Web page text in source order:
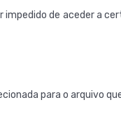
impedido de aceder a
para o arquivo